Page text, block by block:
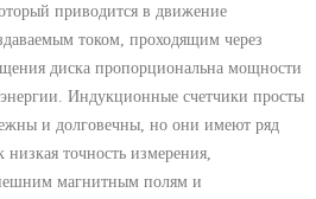
приводится в движение
током, проходящим через
диска пропорциональна мощности
Индукционные счетчики просты
и долговечны, но они имеют ряд
низкая точность измерения,
магнитным полям и